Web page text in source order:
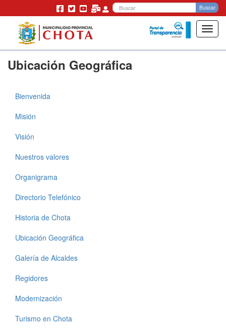
Pasar
Buscar
Ubicación Geográfica
Municipalidad
Bienvenida
Misión
Visión
Nuestros valores
Organigrama
Directorio Telefónico
Historia de Chota
Ubicación Geográfica
Galería de Alcaldes
Regidores
Modernización
Turismo en Chota